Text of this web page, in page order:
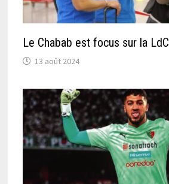
Le Chabab est focus sur la LdC
13 août 2024